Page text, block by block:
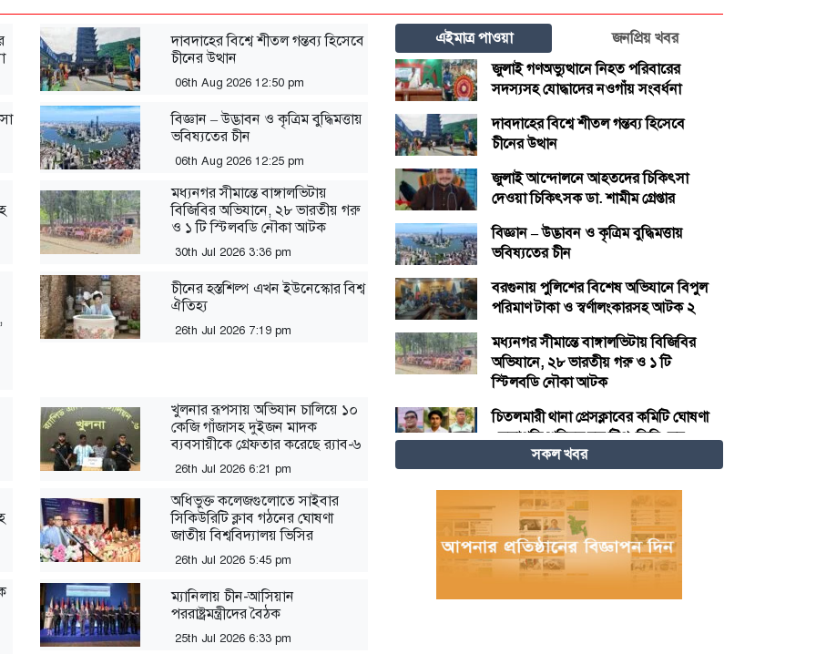
দাবদাহের বিশ্বে শীতল গন্তব্য হিসেবে
চীনের উত্থান
06th Aug 2026 12:50 pm
বিজ্ঞান – উদ্ভাবন ও কৃত্রিম বুদ্ধিমত্তায়
ভবিষ্যতের চীন
06th Aug 2026 12:25 pm
মধ্যনগর সীমান্তে বাঙ্গালভিটায়
বিজিবির অভিযানে, ২৮ ভারতীয় গরু
ও ১ টি স্টিলবডি নৌকা আটক
30th Jul 2026 3:36 pm
চীনের হস্তশিল্প এখন ইউনেস্কোর বিশ্ব
ঐতিহ্য
26th Jul 2026 7:19 pm
খুলনার রূপসায় অভিযান চালিয়ে ১০
কেজি গাঁজাসহ দুইজন মাদক
ব্যবসায়ীকে গ্রেফতার করেছে র‍্যাব-৬
26th Jul 2026 6:21 pm
অধিভুক্ত কলেজগুলোতে সাইবার
সিকিউরিটি ক্লাব গঠনের ঘোষণা
জাতীয় বিশ্ববিদ্যালয় ভিসির
26th Jul 2026 5:45 pm
ম্যানিলায় চীন-আসিয়ান
পররাষ্ট্রমন্ত্রীদের বৈঠক
25th Jul 2026 6:33 pm
এইমাত্র পাওয়া
জনপ্রিয় খবর
জুলাই গণঅভ্যুত্থানে নিহত পরিবারের
সদস্যসহ যোদ্ধাদের নওগাঁয় সংবর্ধনা
দাবদাহের বিশ্বে শীতল গন্তব্য হিসেবে
চীনের উত্থান
জুলাই আন্দোলনে আহতদের চিকিৎসা
দেওয়া চিকিৎসক ডা. শামীম গ্রেপ্তার
বিজ্ঞান – উদ্ভাবন ও কৃত্রিম বুদ্ধিমত্তায়
ভবিষ্যতের চীন
বরগুনায় পুলিশের বিশেষ অভিযানে বিপুল
পরিমাণ টাকা ও স্বর্ণালংকারসহ আটক ২
মধ্যনগর সীমান্তে বাঙ্গালভিটায় বিজিবির
অভিযানে, ২৮ ভারতীয় গরু ও ১ টি
স্টিলবডি নৌকা আটক
চিতলমারী থানা প্রেসক্লাবের কমিটি ঘোষণা
: সভাপতি শহিদুল হক টিপু, সিনি: সহ
সভাপতি মো: আজাদ খান, সাধারণ
চীনের হস্তশিল্প এখন ইউনেস্কোর বিশ্ব
ঐতিহ্য
মেজর হাফিজ অস্থায়ী রাষ্ট্রপতি নির্বাচিত
হওয়ায় তজুমদ্দিনে আনন্দ মিছিল
সকল খবর